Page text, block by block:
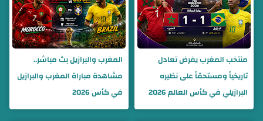
منتخب المغرب يفرض تعادل
تاريخياً ومستحقاً على نظيره
البرازيلي في كأس العالم 2026
المغرب والبرازيل بث مباشر..
مشاهدة مباراة المغرب والبرازيل
في كأس 2026